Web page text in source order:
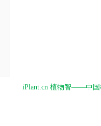
iPlant.cn 植物智——中国